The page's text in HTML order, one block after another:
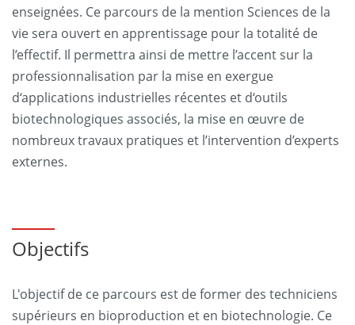
enseignées. Ce parcours de la mention Sciences de la
vie sera ouvert en apprentissage pour la totalité de
l’effectif. Il permettra ainsi de mettre l’accent sur la
professionnalisation par la mise en exergue
d‘applications industrielles récentes et d‘outils
biotechnologiques associés, la mise en œuvre de
nombreux travaux pratiques et l’intervention d’experts
externes.
Objectifs
L'objectif de ce parcours est de former des techniciens
supérieurs en bioproduction et en biotechnologie. Ce